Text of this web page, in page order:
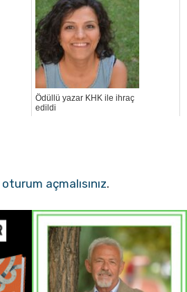
Ödüllü yazar KHK ile ihraç
edildi
oturum açmalısınız.